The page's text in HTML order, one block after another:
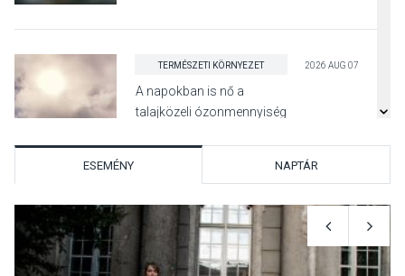
TERMÉSZETI KÖRNYEZET 2026 AUG 07
A napokban is nő a
talajközeli ózonmennyiség
2026 AUG 06
Mi a pszichológia, és miért
van rá szükségünk? –
ESEMÉNY NAPTÁR